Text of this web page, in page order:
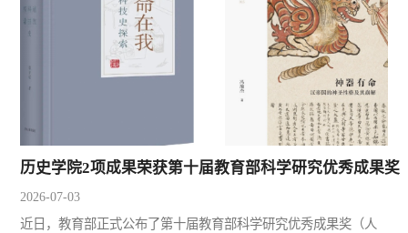
准等...
历史学院2项成果荣获第十届教育部科学研究优秀成果奖
2026-07-03
近日，教育部正式公布了第十届教育部科学研究优秀成果奖（人